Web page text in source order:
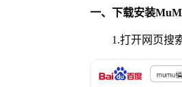
一、下载安装
1.打开网页搜索